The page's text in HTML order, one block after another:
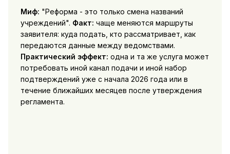
Миф: "Реформа - это только смена названий
учреждений". Факт: чаще меняются маршруты
заявителя: куда подать, кто рассматривает, как
передаются данные между ведомствами.
Практический эффект: одна и та же услуга может
потребовать иной канал подачи и иной набор
подтверждений уже с начала 2026 года или в
течение ближайших месяцев после утверждения
регламента.